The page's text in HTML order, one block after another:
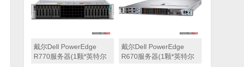
戴尔Dell PowerEdge
R770服务器(1颗*英特尔
戴尔Dell PowerEdge
R670服务器(1颗*英特尔